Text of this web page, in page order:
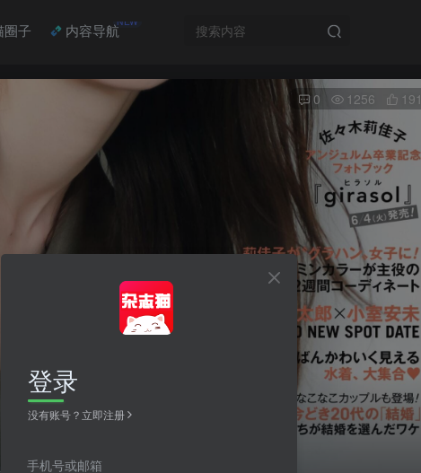
圈子 内容导航NEW
0 1256 191
登录
没有账号？立即注册
手机号或邮箱